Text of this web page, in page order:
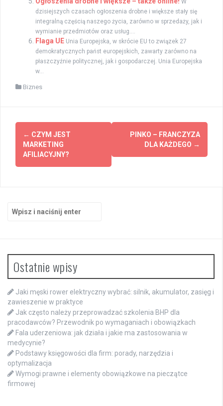
W
dzisiejszych czasach ogłoszenia drobne i większe stały się
integralną częścią naszego życia, zarówno w sprzedaży, jak i
wymianie przedmiotów oraz usług....
Flaga UE Unia Europejska, w skrócie EU to związek 27
demokratycznych państ europejskich, zawarty zarówno na
płaszczyźnie politycznej, jak i gospodarczej. Unia Europejska
w...
Biznes
Zobacz
wpisy
← CZYM JEST
MARKETING
AFILIACYJNY?
PINKO – FRANCZYZA
DLA KAŻDEGO →
Ostatnie wpisy
Jaki męski rower elektryczny wybrać: silnik, akumulator, zasięg i
zawieszenie w praktyce
Jak często należy przeprowadzać szkolenia BHP dla
pracodawców? Przewodnik po wymaganiach i obowiązkach
Fala uderzeniowa: jak działa i jakie ma zastosowania w
medycynie?
Podstawy księgowości dla firm: porady, narzędzia i
optymalizacja
Wymogi prawne i elementy obowiązkowe na pieczątce
firmowej